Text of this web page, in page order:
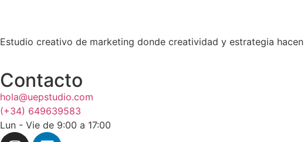
Estudio creativo de marketing donde creatividad y estrategia hacen
Contacto
hola@uepstudio.com
(+34) 649639583
Lun - Vie de 9:00 a 17:00